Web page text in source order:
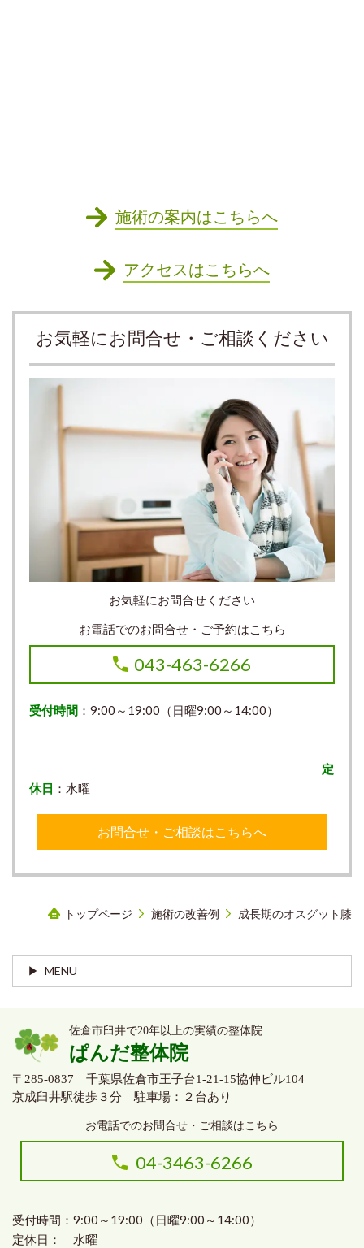
施術の案内はこちらへ
アクセスはこちらへ
お気軽にお問合せ・ご相談ください
お気軽にお問合せください
お電話でのお問合せ・ご予約はこちら
043-463-6266
受付時間：9:00～19:00（日曜9:00～14:00）
定
休日 ：水曜
お問合せ・ご相談はこちらへ
トップページ 施術の改善例 成長期のオスグット膝
MENU
佐倉市臼井で20年以上の実績の整体院
ぱんだ整体院
〒285-0837 千葉県佐倉市王子台1-21-15協伸ビル104
京成臼井駅徒歩３分 駐車場：２台あり
お電話でのお問合せ・ご相談はこちら
04-3463-6266
受付時間：9:00～19:00（日曜9:00～14:00）
定休日： 水曜